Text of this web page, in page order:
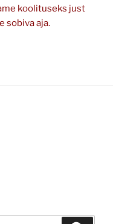
koolituseks just
sobiva aja.